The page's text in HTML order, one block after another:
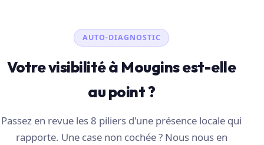
AUTO-DIAGNOSTIC
Votre visibilité à Mougins est-elle
au point ?
Passez en revue les 8 piliers d'une présence locale qui
rapporte. Une case non cochée ? Nous nous en